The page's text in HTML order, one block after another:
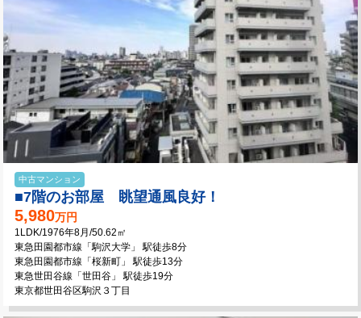
中古マンション
■7階のお部屋 眺望通風良好！
5,980万円
1LDK/1976年8月/50.62㎡
東急田園都市線「駒沢大学」 駅徒歩8分
東急田園都市線「桜新町」 駅徒歩13分
東急世田谷線「世田谷」 駅徒歩19分
東京都世田谷区駒沢３丁目